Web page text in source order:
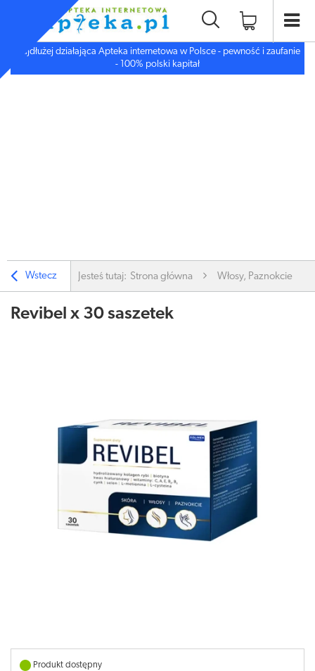
Najdłużej działająca Apteka internetowa w Polsce - pewność i zaufanie
- 100% polski kapitał
Wstecz Jesteś tutaj: Strona główna Włosy, Paznokcie
Revibel x 30 saszetek
Produkt dostępny